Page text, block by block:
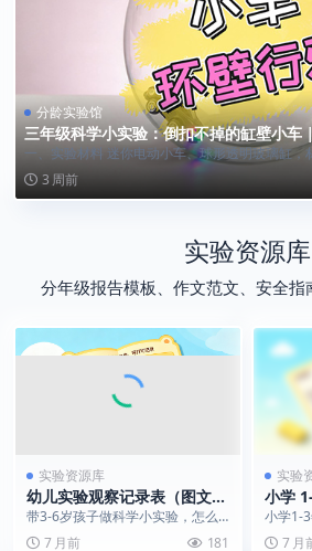
分龄实验馆
三年级科学小实验：倒扣不掉的缸壁小车
一、实验材料 迷你电动小车、球形透明玻璃缸，
常适合小学生...
3 周前
实验资源库
分年级报告模板、作文范文、安全指
实验资源库
幼儿实验观察记录表（图文
版）｜亲子科学实验记录神器
带3-6岁孩子做科学小实验，怎么
让他们学会记录和观察？这款「幼
7 月前 181
实验
小学
分龄
小学1-
验报告
7 月